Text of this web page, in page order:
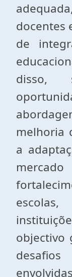
docentes
de
disso,
melhoria
a
objectivo